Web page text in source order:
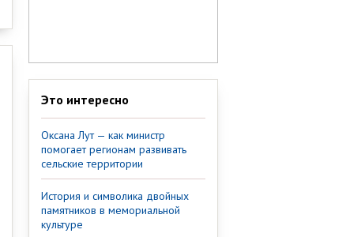
Это интересно
Оксана Лут — как министр
помогает регионам развивать
сельские территории
История и символика двойных
памятников в мемориальной
культуре